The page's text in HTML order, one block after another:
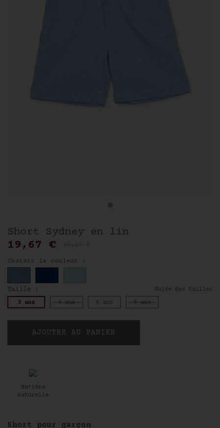
Short Sydney en lin
19,67 €
Choisir la couleur :
Taille : Guide des tailles
3 ans 4 ans 6 ans 8 ans
AJOUTER AU PANIER
Matière
naturelle
Short pour garçon